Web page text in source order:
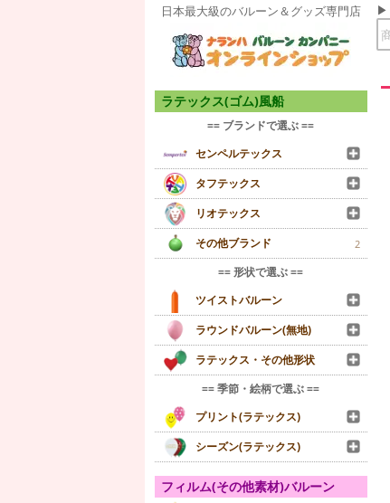
日本最大級のバルーン＆グッズ専門店
ラテックス(ゴム)風船
== ブランドで選ぶ ==
センペルテックス
タフテックス
リオテックス
その他ブランド
2
== 形状で選ぶ ==
ツイストバルーン
ラウンドバルーン(無地)
ラテックス・その他形状
== 季節・絵柄で選ぶ ==
プリント(ラテックス)
シーズン(ラテックス)
フィルム(その他素材)バルーン